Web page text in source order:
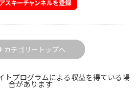
カテゴリートップへ
トプログラムによる収益を得ている場
合があります